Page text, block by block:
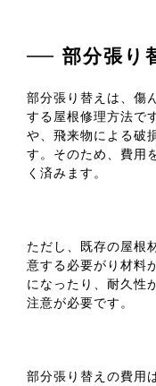
部分張り
部分張り替えは、傷
する屋根修理方法で
や、飛来物による破
す。そのため、費用
く済みます。
ただし、既存の屋根
意する必要がり材料
になったり、耐久性
注意が必要です。
部分張り替えの費用